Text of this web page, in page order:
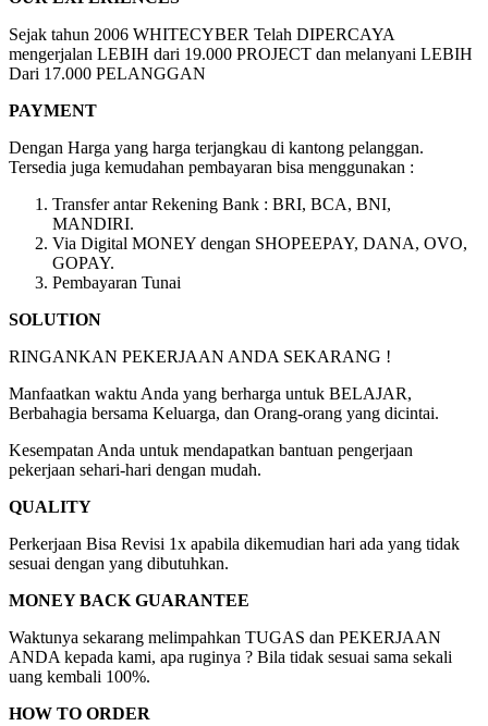
Sejak tahun 2006 WHITECYBER Telah DIPERCAYA
mengerjalan LEBIH dari 19.000 PROJECT dan melanyani LEBIH
Dari 17.000 PELANGGAN
PAYMENT
Dengan Harga yang harga terjangkau di kantong pelanggan.
Tersedia juga kemudahan pembayaran bisa menggunakan :
Transfer antar Rekening Bank : BRI, BCA, BNI,
MANDIRI.
Via Digital MONEY dengan SHOPEEPAY, DANA, OVO,
GOPAY.
Pembayaran Tunai
SOLUTION
RINGANKAN PEKERJAAN ANDA SEKARANG !
Manfaatkan waktu Anda yang berharga untuk BELAJAR,
Berbahagia bersama Keluarga, dan Orang-orang yang dicintai.
Kesempatan Anda untuk mendapatkan bantuan pengerjaan
pekerjaan sehari-hari dengan mudah.
QUALITY
Perkerjaan Bisa Revisi 1x apabila dikemudian hari ada yang tidak
sesuai dengan yang dibutuhkan.
MONEY BACK GUARANTEE
Waktunya sekarang melimpahkan TUGAS dan PEKERJAAN
ANDA kepada kami, apa ruginya ? Bila tidak sesuai sama sekali
uang kembali 100%.
HOW TO ORDER